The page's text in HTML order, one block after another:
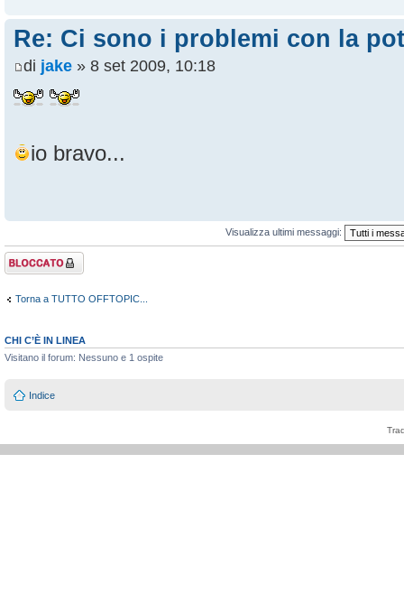
Re: Ci sono i problemi con la
di jake » 8 set 2009, 10:18
io bravo...
Visualizza ultimi messaggi:
Argomento
bloccato
Torna a TUTTO OFFTOPIC...
CHI C’È IN LINEA
Visitano il forum: Nessuno e 1 ospite
Indice